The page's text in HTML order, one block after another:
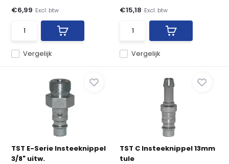
Vergelijk
€6,99 Excl. btw
Vergelijk
€15,18 Excl. btw
TST E-Serie Insteeknippel
3/8" uitw.
TST C Insteeknippel 13mm
tule